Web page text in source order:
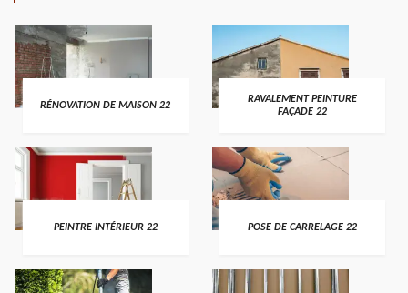
RÉNOVATION DE MAISON 22
RAVALEMENT PEINTURE
FAÇADE 22
PEINTRE INTÉRIEUR 22 POSE DE CARRELAGE 22